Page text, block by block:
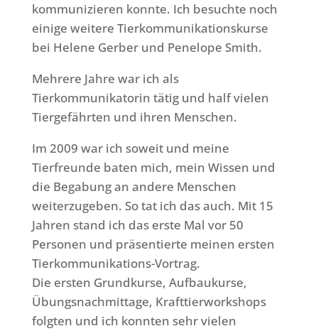
kommunizieren konnte. Ich besuchte noch
einige weitere Tierkommunikationskurse
bei Helene Gerber und Penelope Smith.
Mehrere Jahre war ich als
Tierkommunikatorin tätig und half vielen
Tiergefährten und ihren Menschen.
Im 2009 war ich soweit und meine
Tierfreunde baten mich, mein Wissen und
die Begabung an andere Menschen
weiterzugeben. So tat ich das auch. Mit 15
Jahren stand ich das erste Mal vor 50
Personen und präsentierte meinen ersten
Tierkommunikations-Vortrag.
Die ersten Grundkurse, Aufbaukurse,
Übungsnachmittage, Krafttierworkshops
folgten und ich konnten sehr vielen